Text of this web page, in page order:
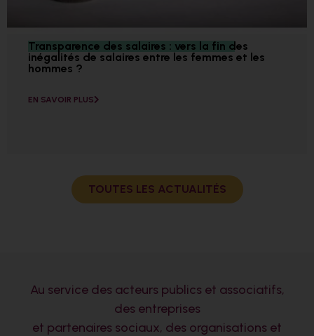
Transparence des salaires : vers la fin des
inégalités de salaires entre les femmes et les
hommes ?
EN SAVOIR PLUS
TOUTES LES ACTUALITÉS
Au service des acteurs publics et associatifs,
des entreprises
et partenaires sociaux, des organisations et